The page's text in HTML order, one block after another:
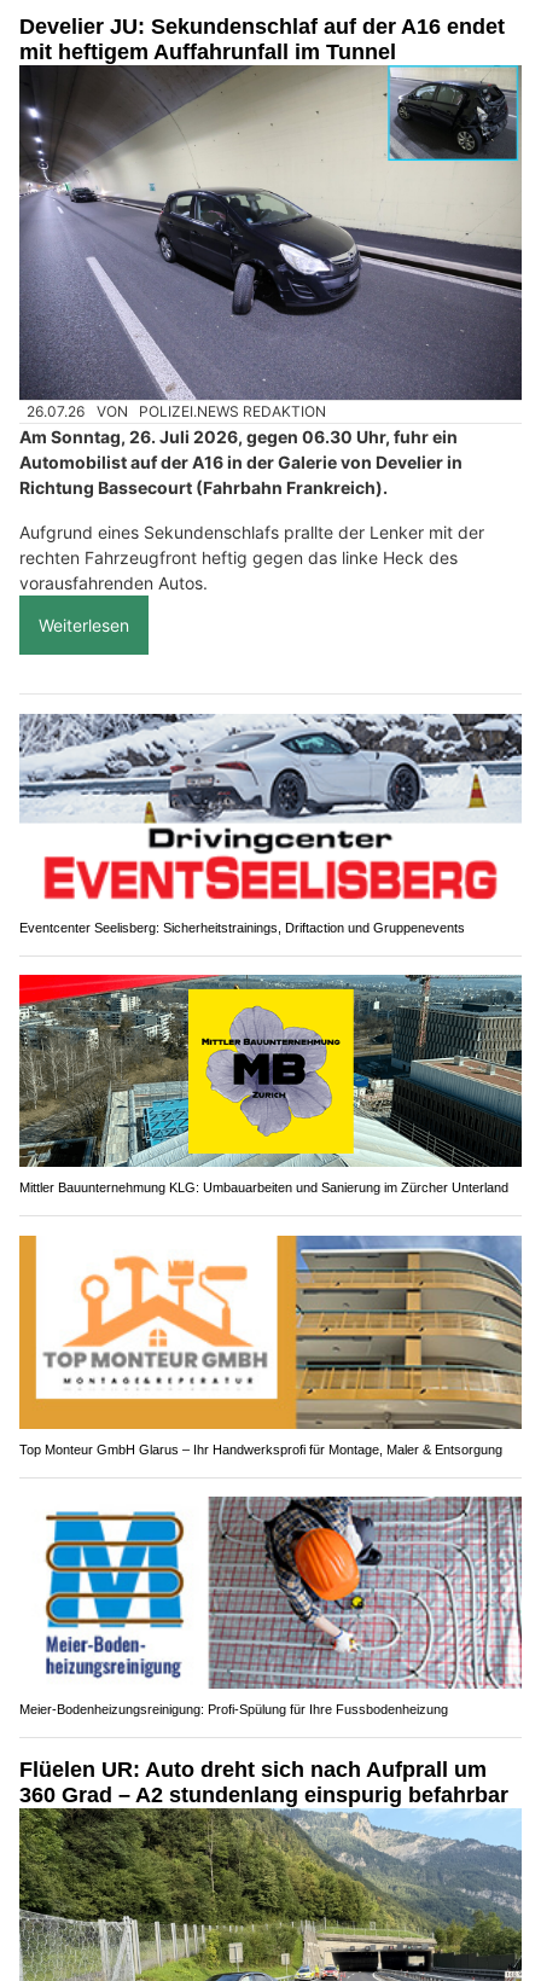
Develier JU: Sekundenschlaf auf der A16 endet
mit heftigem Auffahrunfall im Tunnel
26.07.26 VON POLIZEI.NEWS REDAKTION
Am Sonntag, 26. Juli 2026, gegen 06.30 Uhr, fuhr ein
Automobilist auf der A16 in der Galerie von Develier in
Richtung Bassecourt (Fahrbahn Frankreich).
Aufgrund eines Sekundenschlafs prallte der Lenker mit der
rechten Fahrzeugfront heftig gegen das linke Heck des
vorausfahrenden Autos.
Weiterlesen
Eventcenter Seelisberg: Sicherheitstrainings, Driftaction und Gruppenevents
Mittler Bauunternehmung KLG: Umbauarbeiten und Sanierung im Zürcher Unterland
Top Monteur GmbH Glarus – Ihr Handwerksprofi für Montage, Maler & Entsorgung
Meier-Bodenheizungsreinigung: Profi-Spülung für Ihre Fussbodenheizung
Flüelen UR: Auto dreht sich nach Aufprall um
360 Grad – A2 stundenlang einspurig befahrbar